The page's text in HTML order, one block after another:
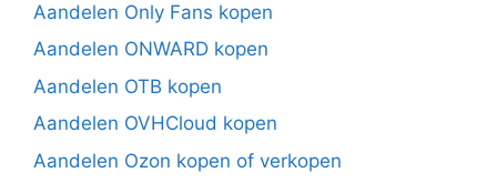
Aandelen Only Fans kopen
Aandelen ONWARD kopen
Aandelen OTB kopen
Aandelen OVHCloud kopen
Aandelen Ozon kopen of verkopen